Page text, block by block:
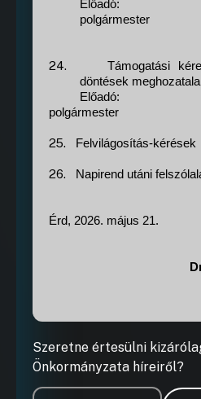
Előadó:
polgármester
24.
Támogatási
döntések meghozatala
Előadó:
polgármester
25. Felvilágosítás-kérések
26. Napirend utáni
Érd, 2026. május 21.
Szeretne értesülni
Önkormányzata híreiről?